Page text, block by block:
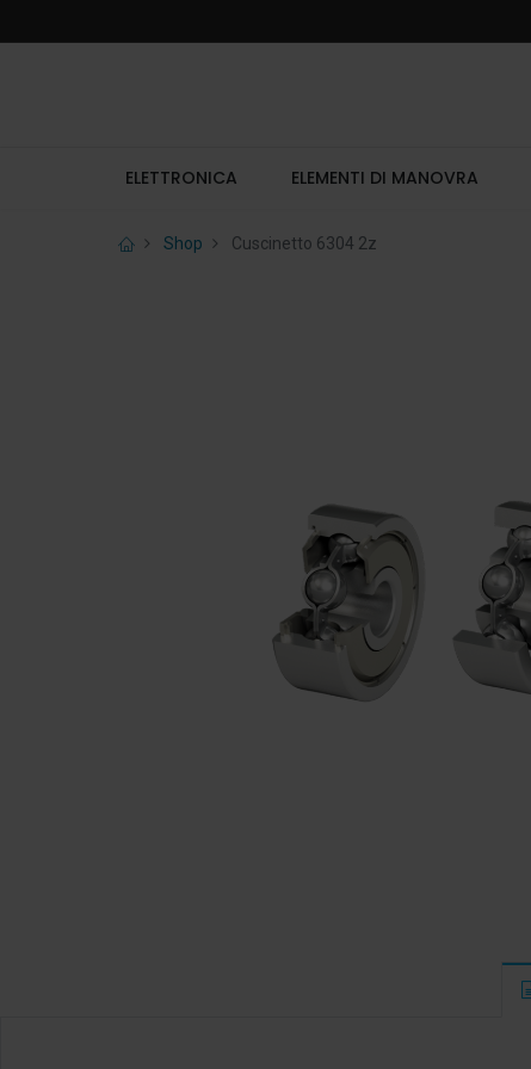
ELETTRONICA ELEMENTI DI MANOVRA
Shop Cuscinetto 6304 2z